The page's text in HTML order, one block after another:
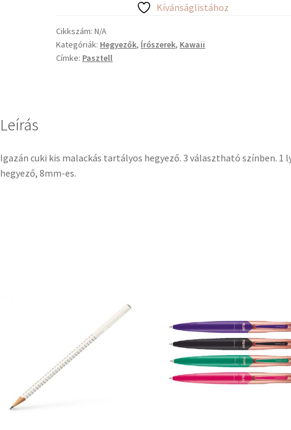
Kívánságlistához
Cikkszám:N/A
Kategóriák: Hegyezők, Írószerek, Kawaii
Címke: Pasztell
Leírás
Igazán cuki kis malackás tartályos hegyező. 3 választható színben. 1
hegyező, 8mm-es.